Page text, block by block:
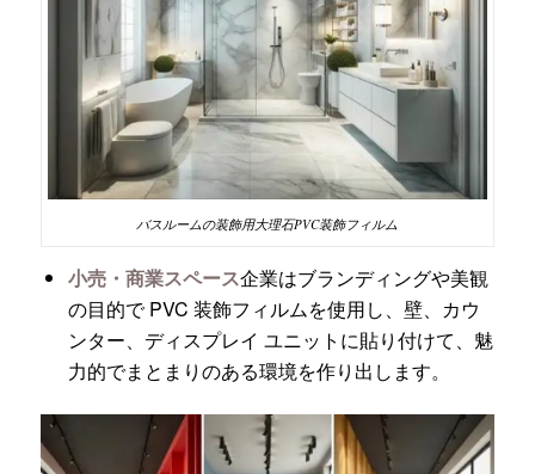
バスルームの装飾用大理石PVC装飾フィルム
小売・商業スペース企業はブランディングや美観
の目的で PVC 装飾フィルムを使用し、壁、カウ
ンター、ディスプレイ ユニットに貼り付けて、魅
力的でまとまりのある環境を作り出します。